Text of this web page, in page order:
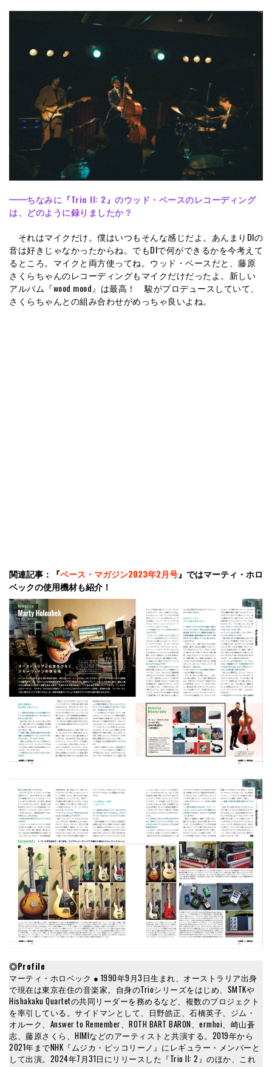
━━ちなみに『Trio II: 2』のウッド・ベースのレコーディング
は、どのように録りましたか？
それはマイクだけ。僕はいつもそんな感じだよ。あんまりDIの
音は好きじゃなかったからね。でもDIで何ができるかを今考えて
るところ。マイクと両方使ってね。ウッド・ベースだと、藤原
さくらちゃんのレコーディングもマイクだけだったよ。新しい
アルバム『wood mood』は最高！ 駿がプロデュースしていて、
さくらちゃんとの組み合わせがめっちゃ良いよね。
関連記事： 『ベース・マガジン2023年2月号』 ではマーティ・ホロ
ベックの使用機材も紹介！
◎Profile
マーティ・ホロベック ● 1990年9月3日生まれ、オーストラリア出身
で現在は東京在住の音楽家。自身のTrioシリーズをはじめ、SMTKや
Hishakaku Quartetの共同リーダーを務めるなど、複数のプロジェクト
を率引している。サイドマンとして、日野皓正、石橋英子、ジム・
オルーク、Answer to Remember、ROTH BART BARON、ermhoi、崎山蒼
志、藤原さくら、HIMIなどのアーティストと共演する。2019年から
2021年までNHK『ムジカ・ピッコリーノ』にレギュラー・メンバーと
して出演。2024年7月31日にリリースした『Trio II: 2』のほか、これ